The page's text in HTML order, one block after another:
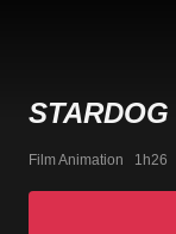
Film Animation   1h26